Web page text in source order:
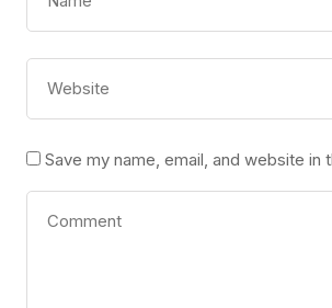
Save my name, email, and website